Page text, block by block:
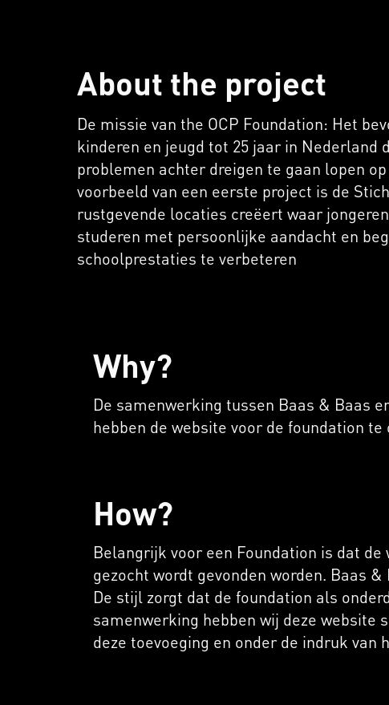
About the project
De missie van the OCP Foundation: Het
kinderen en jeugd tot 25 jaar in Nederland
problemen achter dreigen te gaan lopen
voorbeeld van een eerste project is de
rustgevende locaties creëert waar
studeren met persoonlijke aandacht en
schoolprestaties te verbeteren
Why?
De samenwerking tussen Baas & Baas
hebben de website voor de foundation
How?
Belangrijk voor een Foundation is dat
gezocht wordt gevonden worden. Baas
De stijl zorgt dat de foundation als
samenwerking hebben wij deze website
deze toevoeging en onder de indruk van